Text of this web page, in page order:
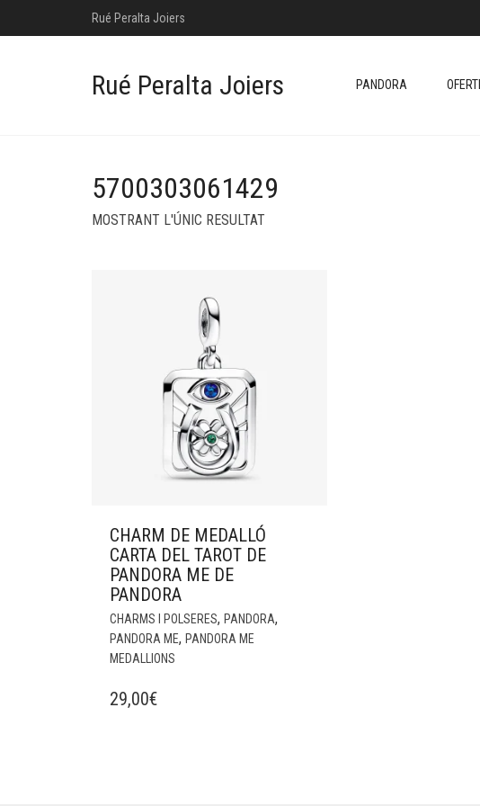
Rué Peralta Joiers
Rué Peralta Joiers PANDORA
5700303061429
MOSTRANT L'ÚNIC RESULTAT
CHARM DE MEDALLÓ
CARTA DEL TAROT DE
PANDORA ME DE
PANDORA
CHARMS I POLSERES, PANDORA,
PANDORA ME, PANDORA ME
MEDALLIONS
29,00€